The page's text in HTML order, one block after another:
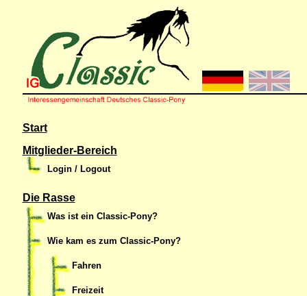
Start
Mitglieder-Bereich
Login / Logout
Die Rasse
Was ist ein Classic-Pony?
Wie kam es zum Classic-Pony?
Fahren
Freizeit